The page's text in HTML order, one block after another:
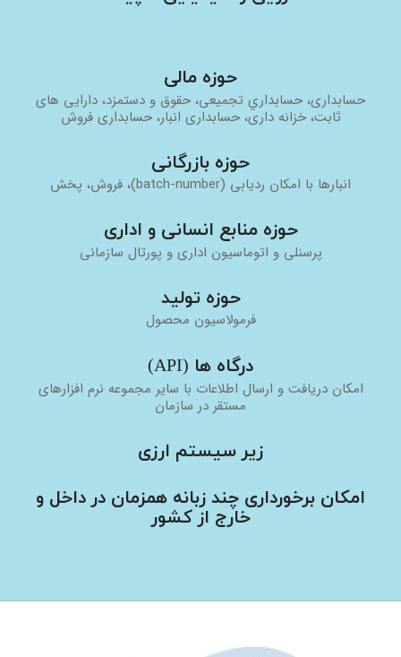
حوزه مالی
حسابداری، حسابداري تجميعی، حقوق و دستمزد، دارایی های
ثابت، خزانه داری، حسابداری انبار، حسابداری فروش
حوزه بازرگانی
انبارها با امكان رديابی (batch-number)، فروش، پخش
حوزه منابع انسانی و اداری
پرسنلی و اتوماسیون اداری و پورتال سازمانی
حوزه توليد
فرمولاسيون محصول
درگاه ها (API)
امکان دریافت و ارسال اطلاعات با سایر مجموعه نرم افزارهای
مستقر در سازمان
زير سيستم ارزی
امکان برخورداری چند زبانه همزمان در داخل و
خارج از کشور